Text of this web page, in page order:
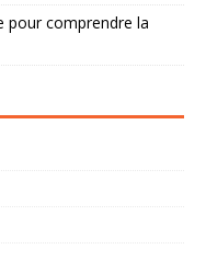
pour comprendre la